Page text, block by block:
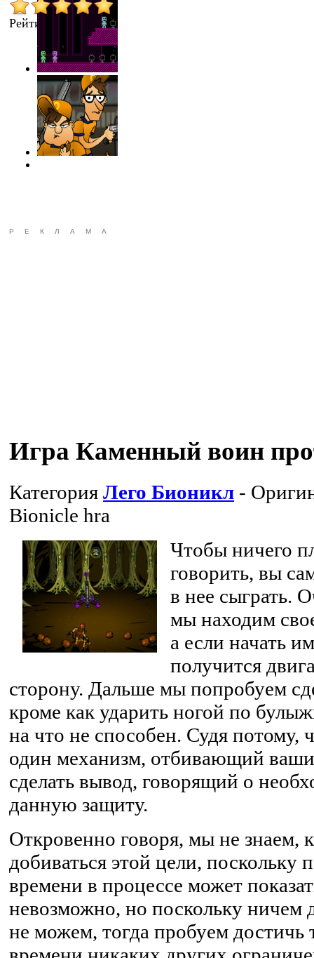
Рейтинг
РЕКЛАМА
Игра Каменный воин
Категория Лего Бионикл -
Bionicle hra
Чтобы ничего
говорить, вы
в нее сыграть.
мы находим
а если начать
получится
сторону. Дальше мы попробуем
кроме как ударить ногой по
на что не способен. Судя потому,
один механизм, отбивающий
сделать вывод, говорящий о
данную защиту.
Откровенно говоря, мы не знаем,
добиваться этой цели, поскольку
времени в процессе может
невозможно, но поскольку ничем
не можем, тогда пробуем достичь